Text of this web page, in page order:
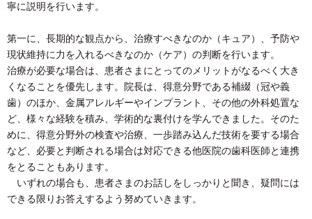
寧に説明を行います。
第一に、長期的な観点から、治療すべきなのか（キュア）、予防や
現状維持に力を入れるべきなのか（ケア）の判断を行います。
治療が必要な場合は、患者さまにとってのメリットがなるべく大き
くなることを優先します。院長は、得意分野である補綴（冠や義
歯）のほか、金属アレルギーやインプラント、その他の外科処置な
ど、様々な経験を積み、学術的な裏付けを学んできました。そのた
めに、得意分野外の検査や治療、一歩踏み込んだ技術を要する場合
など、必要と判断される場合は対応できる他医院の歯科医師と連携
をとることもあります。
いずれの場合も、患者さまのお話しをしっかりと聞き、疑問には
できる限りお答えするよう努めていきます。